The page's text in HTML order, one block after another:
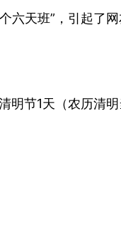
六天班”，引起了
节1天（农历清